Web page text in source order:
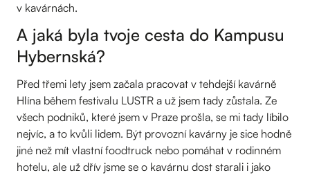
v kavárnách.
A jaká byla tvoje cesta do Kampusu
Hybernská?
Před třemi lety jsem začala pracovat v tehdejší kavárně
Hlína během festivalu LUSTR a už jsem tady zůstala. Ze
všech podniků, které jsem v Praze prošla, se mi tady líbilo
nejvíc, a to kvůli lidem. Být provozní kavárny je sice hodně
jiné než mít vlastní foodtruck nebo pomáhat v rodinném
hotelu, ale už dřív jsme se o kavárnu dost starali i jako